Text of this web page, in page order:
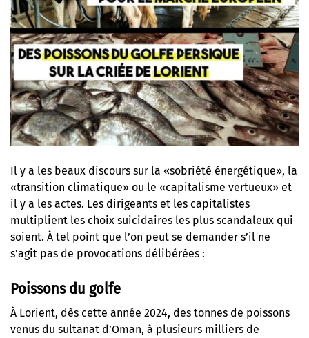
Il y a les beaux discours sur la «sobriété énergétique», la
«transition climatique» ou le «capitalisme vertueux» et
il y a les actes. Les dirigeants et les capitalistes
multiplient les choix suicidaires les plus scandaleux qui
soient. À tel point que l’on peut se demander s’il ne
s’agit pas de provocations délibérées :
Poissons du golfe
À Lorient, dès cette année 2024, des tonnes de poissons
venus du sultanat d’Oman, à plusieurs milliers de